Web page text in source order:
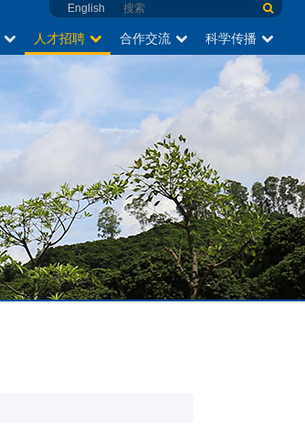
人才招聘 合作交流 科学传播
English